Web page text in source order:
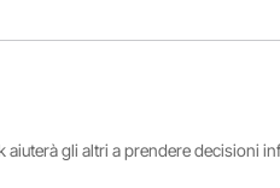
gli altri a prendere decisioni